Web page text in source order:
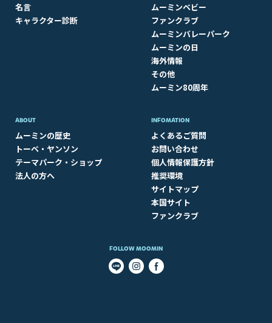
名言
キャラクター診断
ムーミンベビー
ファンクラブ
ムーミンバレーパーク
ムーミンの日
海外情報
その他
ムーミン80周年
ABOUT​
ムーミンの歴史
トーベ・ヤンソン
テーマパーク・ショップ
法人の方へ
INFOMATION
よくあるご質問
お問い合わせ
個人情報保護方針
推奨環境
サイトマップ
本国サイト
ファンクラブ
FOLLOW MOOMIN